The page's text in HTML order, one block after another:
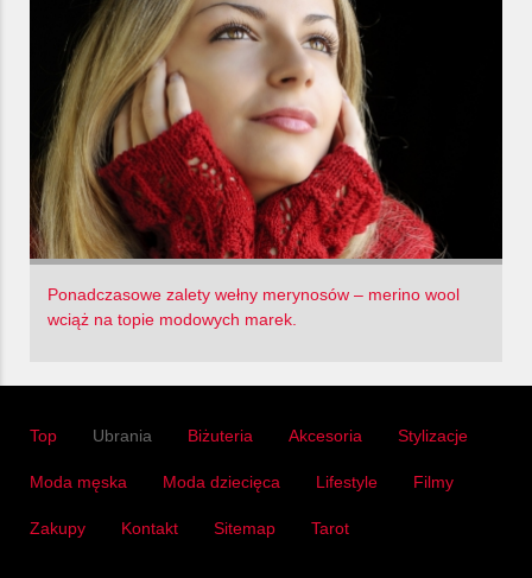
Ponadczasowe zalety wełny merynosów – merino wool
wciąż na topie modowych marek.
Top Ubrania Biżuteria Akcesoria Stylizacje
Moda męska Moda dziecięca Lifestyle Filmy
Zakupy Kontakt Sitemap Tarot